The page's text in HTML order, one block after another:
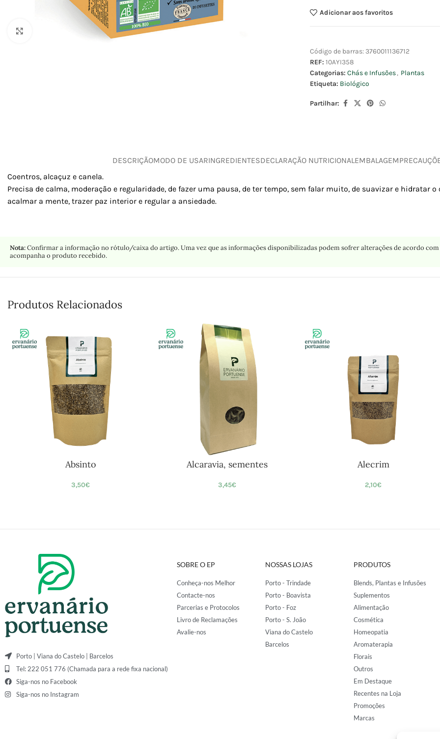
Adicionar aos favoritos
Código de barras: 3760011136712
REF: 10AYI358
Categorias: Chás e Infusões, Plantas
Etiqueta: Biológico
Partilhar:
DESCRIÇÃOMODO DE USARINGREDIENTESDECLARAÇÃO NUTRICIONAL EMBALAGEM
Coentros, alcaçuz e canela.
Precisa de calma, moderação e regularidade, de fazer uma pausa, de ter tempo, sem falar muito, de suavizar e hidratar o
acalmar a mente, trazer paz interior e regular a ansiedade.
Nota:Confirmar a informação no rótulo/caixa do artigo. Uma vez que as informações disponibilizadas podem sofrer alterações de acordo
acompanha o produto recebido.
Produtos Relacionados
Absinto
3,50€
Alcaravia, sementes
3,45€
Alecrim
2,10€
Porto | Viana do Castelo | Barcelos
Tel: 222 051 776 (Chamada para a rede fixa nacional)
Siga-nos no Facebook
Siga-nos no Instagram
SOBRE O EP
Conheça-nos Melhor
Contacte-nos
Parcerias e Protocolos
Livro de Reclamações
Avalie-nos
NOSSAS LOJAS
Porto - Trindade
Porto - Boavista
Porto - Foz
Porto - S. João
Viana do Castelo
Barcelos
PRODUTOS
Blends, Plantas e Infusões
Suplementos
Alimentação
Cosmética
Homeopatia
Aromaterapia
Florais
Outros
Em Destaque
Recentes na Loja
Promoções
Marcas